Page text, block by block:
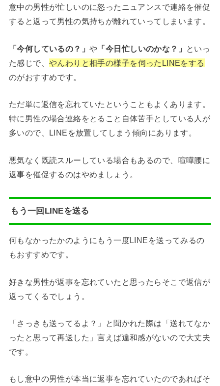
意中の男性が忙しいのに怒ったニュアンスで連絡を催促
すると返って男性の気持ちが離れていってしまいます。
「今何しているの？」や 「今日忙しいのかな？」
といっ
た感じで、 やんわりと相手の様子を伺ったLINEをする
のがおすすめです。
ただ単に返信を忘れていたということもよくあります。
特に男性の場合連絡をとること自体苦手としている人が
多いので、LINEを放置してしまう傾向にあります。
悪気なく既読スルーしている場合もあるので、喧嘩腰に
返事を催促するのはやめましょう。
もう一回LINEを送る
何もなかったかのようにもう一度LINEを送ってみるの
もおすすめです。
好きな男性が返事を忘れていたと思ったらそこで返信が
返ってくるでしょう。
「さっきも送ってるよ？」と聞かれた際は「送れてなか
ったと思って再送した」言えば違和感がないので大丈夫
です。
もし意中の男性が本当に返事を忘れていたのであればそ